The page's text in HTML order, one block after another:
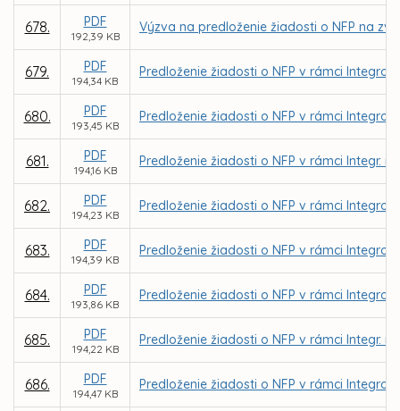
678. PDF
192,39 KB
Výzva na predloženie žiadosti o NFP na
679. PDF
194,34 KB
Predloženie žiadosti o NFP v rámci
680. PDF
193,45 KB
Predloženie žiadosti o NFP v rámci
681. PDF
194,16 KB
Predloženie žiadosti o NFP v rámci Integr.
682. PDF
194,23 KB
Predloženie žiadosti o NFP v rámci
683. PDF
194,39 KB
Predloženie žiadosti o NFP v rámci
684. PDF
193,86 KB
Predloženie žiadosti o NFP v rámci
685. PDF
194,22 KB
Predloženie žiadosti o NFP v rámci Integr.
686. PDF
194,47 KB
Predloženie žiadosti o NFP v rámci